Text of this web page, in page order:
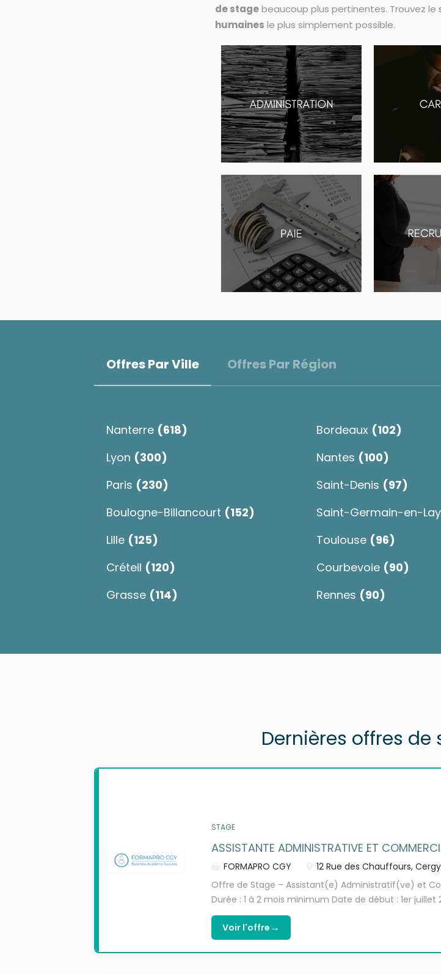
de stagebeaucoup plus pertinentes. Trouvez le
humaines le plus simplement possible.
Offres Par Ville Offres Par Région
Nanterre (618)
Lyon (300)
Paris (230)
Boulogne-Billancourt (152)
Lille (125)
Créteil (120)
Grasse (114)
Bordeaux (102)
Nantes (100)
Saint-Denis (97)
Saint-Germain-en-
Toulouse (96)
Courbevoie (90)
Rennes (90)
Dernières offres de
STAGE
ASSISTANTE ADMINISTRATIVE ET
FORMAPRO CGY
12 Rue des Chauffours,
Offre de Stage – Assistant(e) Administratif(ve) et
Durée : 1 à 2 mois minimum Date de début : 1er juillet
(GPME), BTS Support à l'Action Managériale (SAM),
Missions Sous la responsabilité du dirigeant ou du
participera aux activités administratives et
Voir l'offre →